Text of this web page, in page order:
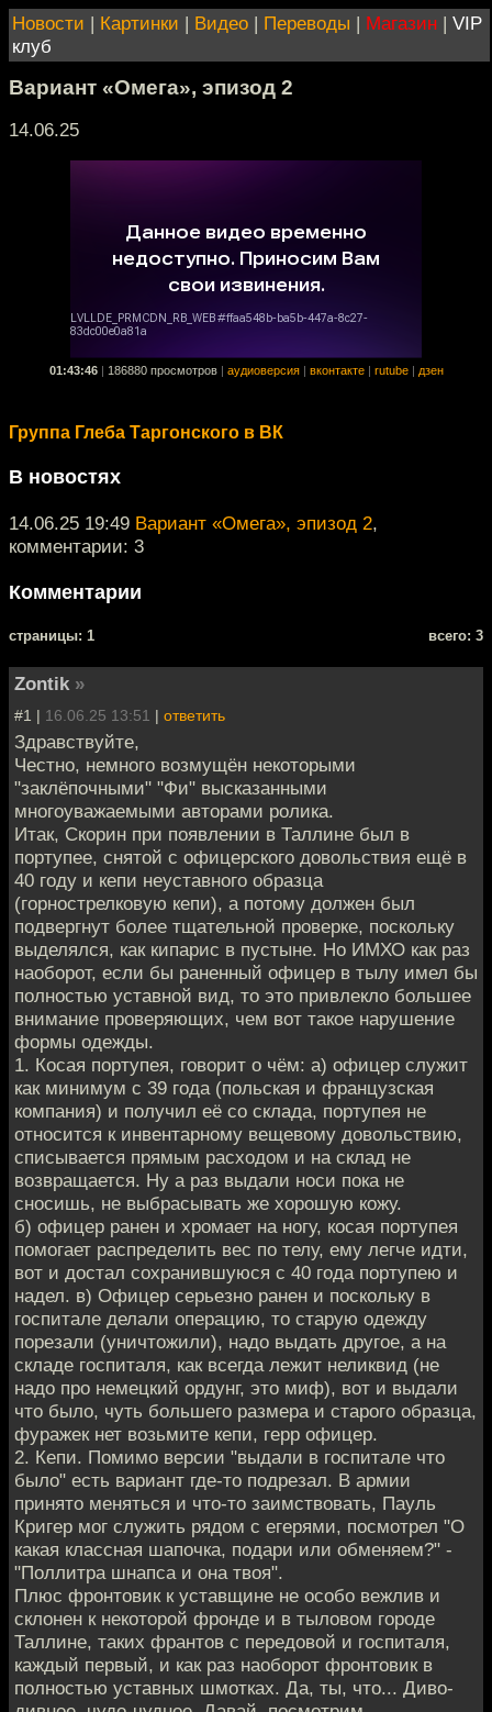
Новости | Картинки | Видео | Переводы | Магазин | VIP
клуб
Вариант «Омега», эпизод 2
14.06.25
01:43:46 186880 просмотров аудиоверсия вконтакте rutube дзен
Группа Глеба Таргонского в ВК
В новостях
14.06.25 19:49 Вариант «Омега», эпизод 2,
комментарии: 3
Комментарии
cтраницы: 1 всего: 3
Zontik »
#1 | 16.06.25 13:51 | ответить
Здравствуйте,
Честно, немного возмущён некоторыми
"заклёпочными" "Фи" высказанными
многоуважаемыми авторами ролика.
Итак, Скорин при появлении в Таллине был в
портупее, снятой с офицерского довольствия ещё в
40 году и кепи неуставного образца
(горнострелковую кепи), а потому должен был
подвергнут более тщательной проверке, поскольку
выделялся, как кипарис в пустыне. Но ИМХО как раз
наоборот, если бы раненный офицер в тылу имел бы
полностью уставной вид, то это привлекло большее
внимание проверяющих, чем вот такое нарушение
формы одежды.
1. Косая портупея, говорит о чём: а) офицер служит
как минимум с 39 года (польская и французская
компания) и получил её со склада, портупея не
относится к инвентарному вещевому довольствию,
списывается прямым расходом и на склад не
возвращается. Ну а раз выдали носи пока не
сносишь, не выбрасывать же хорошую кожу.
б) офицер ранен и хромает на ногу, косая портупея
помогает распределить вес по телу, ему легче идти,
вот и достал сохранившуюся с 40 года портупею и
надел. в) Офицер серьезно ранен и поскольку в
госпитале делали операцию, то старую одежду
порезали (уничтожили), надо выдать другое, а на
складе госпиталя, как всегда лежит неликвид (не
надо про немецкий ордунг, это миф), вот и выдали
что было, чуть большего размера и старого образца,
фуражек нет возьмите кепи, герр офицер.
2. Кепи. Помимо версии "выдали в госпитале что
было" есть вариант где-то подрезал. В армии
принято меняться и что-то заимствовать, Пауль
Кригер мог служить рядом с егерями, посмотрел "О
какая классная шапочка, подари или обменяем?" -
"Поллитра шнапса и она твоя".
Плюс фронтовик к уставщине не особо вежлив и
склонен к некоторой фронде и в тыловом городе
Таллине, таких франтов с передовой и госпиталя,
каждый первый, и как раз наоборот фронтовик в
полностью уставных шмотках. Да, ты, что... Диво-